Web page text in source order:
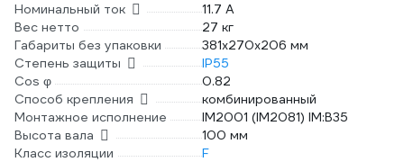
Номинальный ток
11.7 А
Вес нетто
27 кг
Габариты без упаковки
381х270х206 мм
Степень защиты
IP55
Cos φ
0.82
Способ крепления
комбинированный
Монтажное исполнение
IM2001 (IM2081) IM:B35
Высота вала
100 мм
Класс изоляции
F